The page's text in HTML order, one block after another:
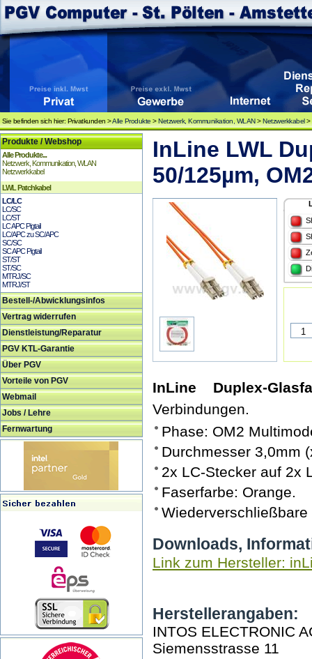
Sie befinden sich hier: Privatkunden >Alle Produkte >Netzwerk, Kommunikation, WLAN>Netzwerkkabel>
Produkte / Webshop
Alle Produkte...
Netzwerk, Kommunikation, WLAN
Netzwerkkabel
LWL Patchkabel
LC/LC
LC/SC
LC/ST
LC APC Pigtail
LC/APC zu SC/APC
SC/SC
SC APC Pigtail
ST/ST
ST/SC
MTRJ/SC
MTRJ/ST
Bestell-/Abwicklungsinfos
Vertrag widerrufen
Dienstleistung/Reparatur
PGV KTL-Garantie
Über PGV
Vorteile von PGV
Webmail
Jobs / Lehre
Fernwartung
InLine LWL
50/125µm,
InLine Duplex-
Verbindungen.
Phase: OM2
Durchmesser 3,0mm
2x LC-Stecker auf 2x
Faserfarbe: Orange.
Downloads,
Link zum Hersteller:
Herstellerangaben:
INTOS ELECTRONIC
Siemensstrasse 11